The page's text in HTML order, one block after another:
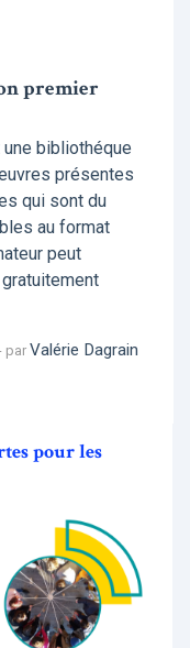
premier
bibliothéque
présentes
qui sont du
au format
peut
par Valérie Dagrain
pour les